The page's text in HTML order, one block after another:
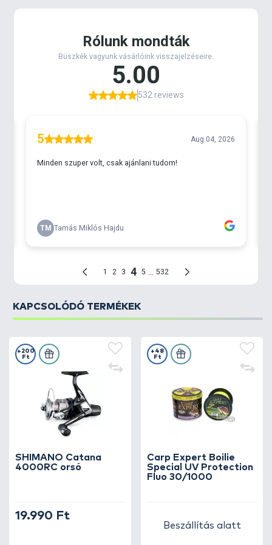
KAPCSOLÓDÓ TERMÉKEK
SHIMANO Catana
4000RC orsó
+200
Ft
19.990 Ft
Carp Expert Boilie
Special UV Protection
Fluo 30/1000
+48
Ft
Beszállítás alatt